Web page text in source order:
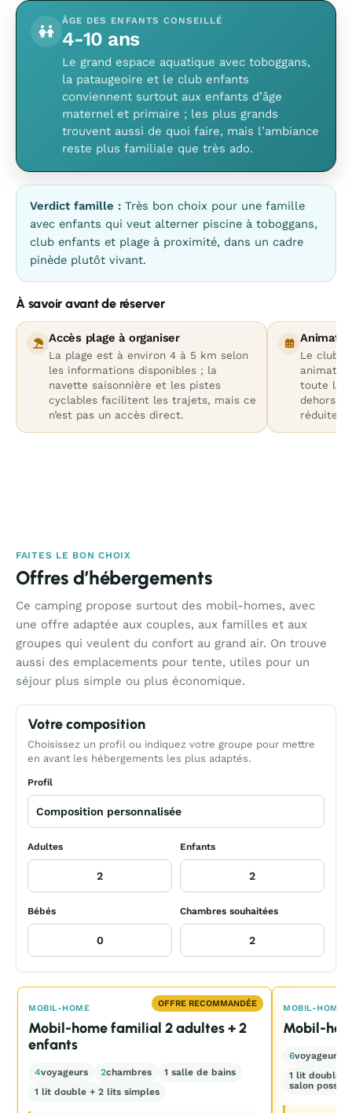
ÂGE DES ENFANTS CONSEILLÉ
4-10 ans
Le grand espace aquatique avec toboggans,
la pataugeoire et le club enfants
conviennent surtout aux enfants d’âge
maternel et primaire ; les plus grands
trouvent aussi de quoi faire, mais l’ambiance
reste plus familiale que très ado.
Verdict famille : Très bon choix pour une famille
avec enfants qui veut alterner piscine à toboggans,
club enfants et plage à proximité, dans un cadre
pinède plutôt vivant.
À savoir avant de réserver
Accès plage à organiser
La plage est à environ 4 à 5 km selon
les informations disponibles ; la
navette saisonnière et les pistes
cyclables facilitent les trajets, mais ce
n’est pas un accès direct.
Le club
toute la
dehors
réduite.
FAITES LE BON CHOIX
Offres d’hébergements
Ce camping propose surtout des mobil-homes, avec
une offre adaptée aux couples, aux familles et aux
groupes qui veulent du confort au grand air. On trouve
aussi des emplacements pour tente, utiles pour un
séjour plus simple ou plus économique.
Votre composition
Choisissez un profil ou indiquez votre groupe pour mettre
en avant les hébergements les plus adaptés.
Profil
Adultes Enfants
Bébés Chambres souhaitées
MOBIL-HOME
Mobil-
6voyageurs
1 lit double
salon
OFFRE RECOMMANDÉE
MOBIL-HOME
Mobil-home familial 2 adultes + 2
enfants
4voyageurs 2chambres
1 salle de bains
1 lit double + 2 lits simples